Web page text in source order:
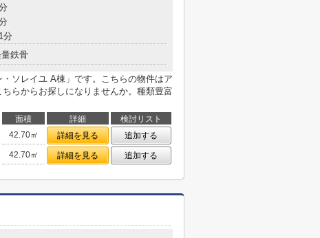
分
鉄骨
ソレイユ A棟」です。こちらの物件はア
らからお探しになりませんか。種類豊富
面積 詳細
検討リスト
42.70㎡ 詳細を見る
追加する
42.70㎡ 詳細を見る 追加する